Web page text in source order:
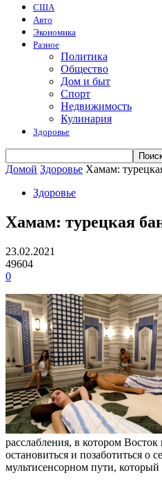
США
Авто
Экономика
Разное
Политика
Общество
Дом и быт
Спорт
Недвижимость
Кулинария
Здоровье
Домой Здоровье Хамам:
Здоровье
Хамам: турецкая
23.02.2021
49604
0
расслабления, в котором
остановиться и позаботиться
мультисенсорном пути,